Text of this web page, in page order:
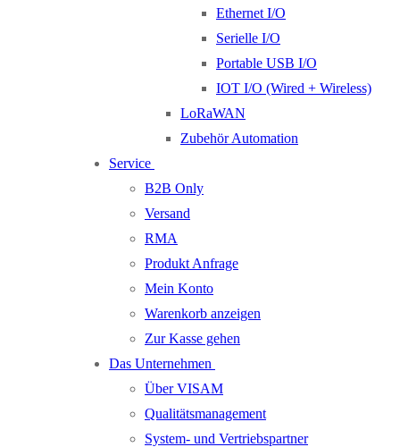
Ethernet I/O
Serielle I/O
Portable USB I/O
IOT I/O (Wired + Wireless)
LoRaWAN
Zubehör Automation
Service
B2B Only
Versand
RMA
Produkt Anfrage
Mein Konto
Warenkorb anzeigen
Zur Kasse gehen
Das Unternehmen
Über VISAM
Qualitätsmanagement
System- und Vertriebspartner